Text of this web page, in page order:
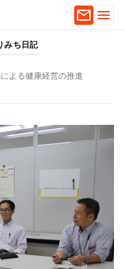
みち日記
よる健康経営の推進